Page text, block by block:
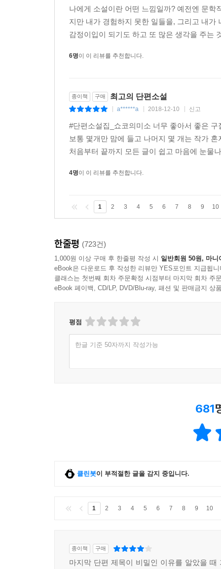
읽는다면 누구라도 그런 힘을 느낄 수 있을 것이다.
_서영채(문학평론가)
속였다기보다는 내 쪽의 일방적인 착각에 불과
_김연수(소설가)
■ 책 속에서
노력이 아니라 타고난 자들의 노력 속에서만 그
상대의 고통을 같이 나눠 질 수 없다면, 상대의
_「언니, 나의 작은, 순애 언니」
입히지 않을 사람들을 만나 같이 계를 하고
시간은 지나고 사람들은 떠나고 우리는 다시 혼자
그 사실을 받아들이지 않으면 기억은 현재를 부
여자는 노인들을 볼 때마다 그런 존경심을 느꼈
나에게 소설이란 어떤 느낌일까? 예전엔 문
지만 내가 경험하지 못한 일들을, 그리고 내
감정이입이 되기도 하고 또 많은 생각을 주는
6명이 이 리뷰를 추천합니다.
종이책 구매 최고의 단편소설
a******a 2018-12-10 신고
#단편소설집_쇼코의미소 너무 좋아서 좋은
보통 몇개만 맘에 들고 나머지 몇 개는 작가
처음부터 끝까지 모든 글이 쉽고 마음에 눈물
4명이 이 리뷰를 추천합니다.
1 2 3 4 5 6 7 8 9 10
한줄평 (723건)
1,000원 이상 구매 후 한줄평 작성 시 일반회원 50원, 마니
eBook은 다운로드 후 작성한 리뷰만 YES포인트 지급됩니
클래스는 첫번째 회차 주문확정 시점부터 마지막 회차 주
eBook 페이백, CD/LP, DVD/Blu-ray, 패션 및 판매금지 상
평점
한글 기준 50자까지 작성가능
681
클린봇이 부적절한 글을 감지 중입니다.
1 2 3 4 5 6 7 8 9 10
종이책 구매
마지막 단편 제목이 비밀인 이유를 알았을 때